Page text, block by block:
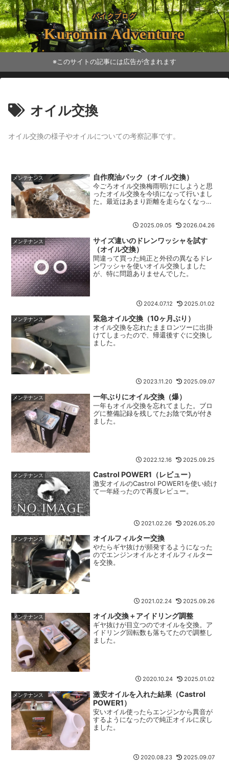
バイクブログ
Kuromin Adventure
※このサイトの記事には広告が含まれます
オイル交換
オイル交換の様子やオイルについての考察記事です。
メンテナンス 自作廃油パック（オイル交換）
今ごろオイル交換梅雨明けにしようと思
ったオイル交換を今頃になって行いまし
た。最近はあまり距離を走らなくなって
に交換する事になってます。前回の交換
3,000kmに届きません。しかし走らな
く...
2025.09.05 2026.04.26
メンテナンス
サイズ違いのドレンワッシャを試す
（オイル交換）
間違って買った純正と外径の異なるドレ
ンワッシャを使いオイル交換しました
が、特に問題ありませんでした。
2024.07.12 2025.01.02
メンテナンス 緊急オイル交換（10ヶ月ぶり）
オイル交換を忘れたままロンツーに出掛
けてしまったので、帰還後すぐに交換し
ました。
2023.11.20 2025.09.07
メンテナンス 一年ぶりにオイル交換（爆）
一年もオイル交換を忘れてました。ブロ
グに整備記録を残してたお陰で気が付き
ました。
2022.12.16 2025.09.25
メンテナンス Castrol POWER1（レビュー）
激安オイルのCastrol POWER1を使い続け
て一年経ったので再度レビュー。
2021.02.26 2026.05.20
メンテナンス オイルフィルター交換
やたらギヤ抜けが頻発するようになった
のでエンジンオイルとオイルフィルター
を交換。
2021.02.24 2025.09.26
メンテナンス オイル交換＋アイドリング調整
ギヤ抜けが目立つのでオイルを交換。ア
イドリング回転数も落ちてたので調整し
ました。
2020.10.24 2025.01.02
メンテナンス
激安オイルを入れた結果（Castrol
POWER1）
安いオイル使ったらエンジンから異音が
するようになったので純正オイルに戻し
ました。
2020.08.23 2025.09.07